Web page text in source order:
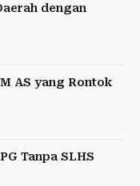
dengan
AS yang Rontok
Tanpa SLHS